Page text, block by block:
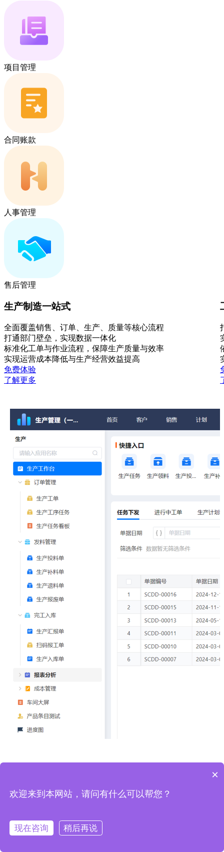
项目管理
合同账款
人事管理
售后管理
生产制造一站式
全面覆盖销售、订单、生产、质量等核心流程
打通部门壁垒，实现数据一体化
标准化工单与作业流程，保障生产质量与效率
实现运营成本降低与生产经营效益提高
免费体验
了解更多
生产管理（一站式）
CRM（专业版）
×
欢迎来到本网站，请问有什么可以帮您？
现在咨询 稍后再说